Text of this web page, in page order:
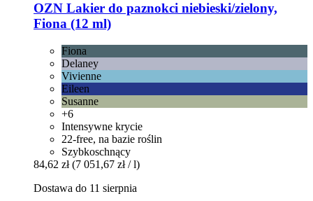
OZN Lakier do paznokci niebieski/zielony,
Fiona (12 ml)
Fiona
Delaney
Vivienne
Eileen
Susanne
+6
Intensywne krycie
22-free, na bazie roślin
Szybkoschnący
84,62 zł (7 051,67 zł / l)
Dostawa do 11 sierpnia